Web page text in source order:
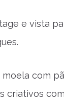
e vista
com